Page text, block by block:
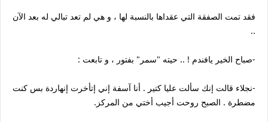
فقد تمت الصفقة التي عقداها بالنسبة لها ، و هي لم تعد تبالي له بعد الآن
..
-صباح الخير يافندم ! .. حيته "سمر" بفتور ، و تابعت :
-نجلاء قالت إنك سألت عليا كتير . أنا آسفة إني إتأخرت إنهاردة بس كنت
مضطرة . الصبح روحت أجيب أختي من المركز.